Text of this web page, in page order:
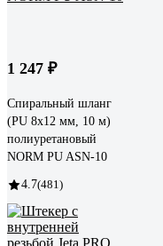
1 247 ₽
Спиральный шланг
(PU 8x12 мм, 10 м)
полиуретановый
NORM PU ASN-10
4.7(481)